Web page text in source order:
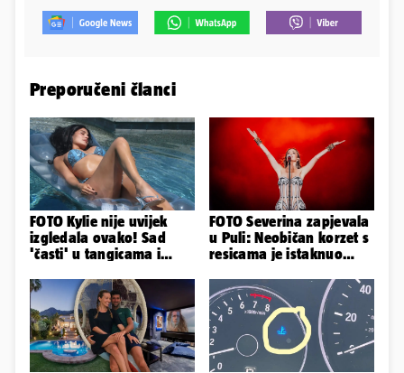
Preporučeni članci
FOTO Kylie nije uvijek
izgledala ovako! Sad
'časti' u tangicama i
nož'...
FOTO Severina zapjevala
u Puli: Neobičan korzet s
resicama je istaknuo